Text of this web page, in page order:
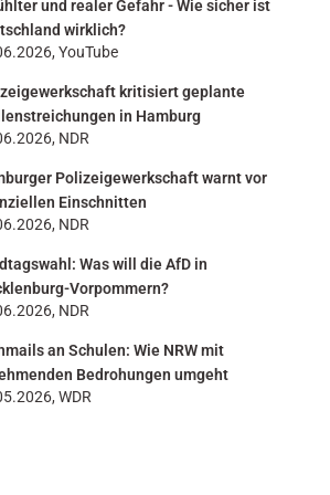
und realer Gefahr - Wie sicher ist
wirklich?
YouTube
kritisiert geplante
in Hamburg
NDR
Polizeigewerkschaft warnt vor
Einschnitten
NDR
Was will die AfD in
Vorpommern?
NDR
an Schulen: Wie NRW mit
Bedrohungen umgeht
WDR